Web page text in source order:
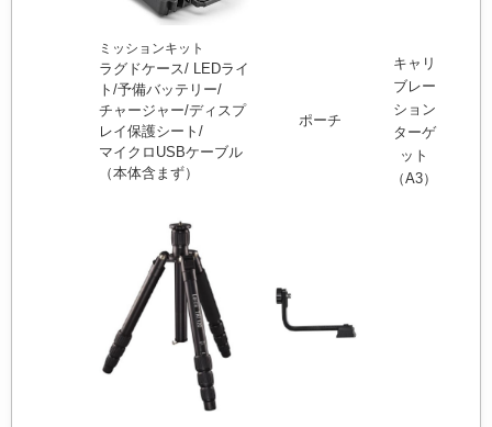
ミッションキット
ラグドケース/ LEDライ
ト/予備バッテリー/
チャージャー/ディスプ
レイ保護シート/
マイクロUSBケーブル
（本体含まず）
ポーチ
キャリ
ブレー
ション
ターゲ
ット
（A3）